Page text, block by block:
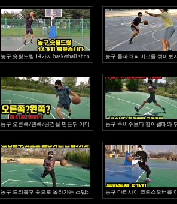
농구 슛팅드릴 14가지 basketball shooting drills 훕코리아 시크릿 농구강좌
농구 돌파와 페이크를 섞어보
농구 오른쪽?왼쪽?공간을 만든뒤 어디로 돌파할까??훕코리아 시크릿 농구
농구 수비수보다 힘이쎌때와
농구 드리블후 슛으로 올라가는 스텝5가지 훕코리아 시크릿농구강좌
농구 다리사이 크로스오버를